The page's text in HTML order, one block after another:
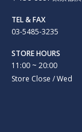
TEL & FAX
03-5485-3235
STORE HOURS
11:00 ~ 20:00
Store Close / Wed